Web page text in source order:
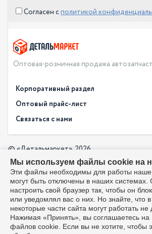
Согласен сполитикой
Оптовая-розничная продажа
Корпоративный раздел
Новости
О компании
Доставка
Оптовый прайс-лист
Оплата
Производители
Политика в отношении обработки
Оптовый прайс-лист
Скачать прайс в PDF
Связаться с нами
info@detalmarket.ru
Перезвоните мне
© «Детальмаркет», 2026
Разработка:
Все упоминания товарных знаков
используются исключительно для
товаров и соответствуют положениям ст.
Гражданского кодекса РФ. Интернет-
официальным дистрибьютором или
Мы используем файлы cookie на
Эти файлы необходимы для работы
могут быть отключены в наших
настроить свой браузер так, чтобы он
или уведомлял вас о них. Но знайте, что
некоторые части сайта могут работать
Нажимая «Принять», вы соглашаетесь на
файлов cookie. Если вы не хотите, чтобы